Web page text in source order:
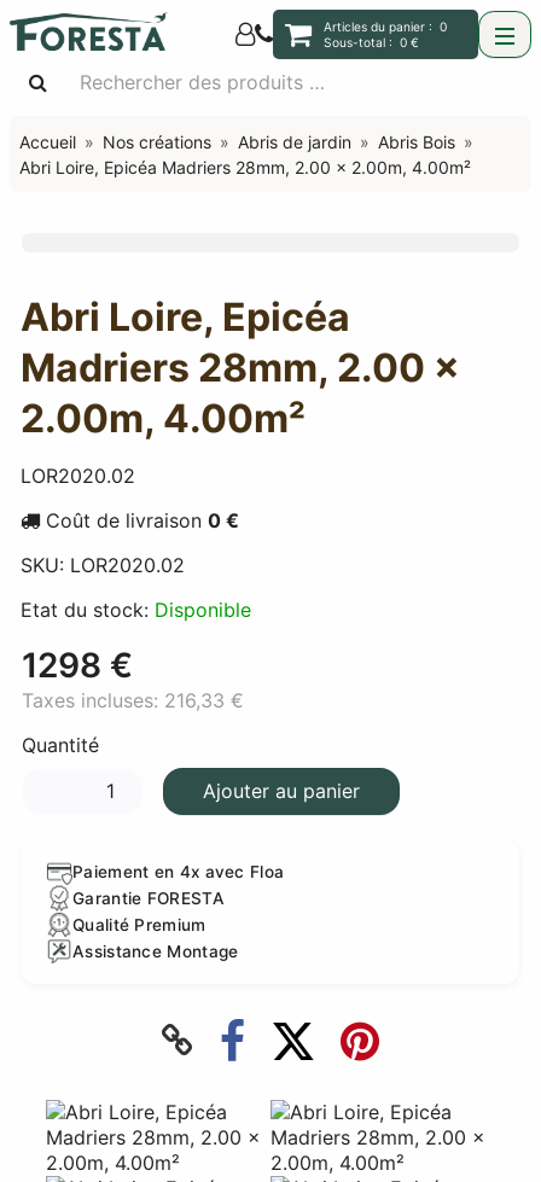
Articles du panier :0
Sous-total :0 €
Accueil Nos créations Abris de jardin
Abris Bois
Abri Loire, Epicéa Madriers 28mm, 2.00 x 2.00m, 4.00m²
Abri Loire, Epicéa
Madriers 28mm, 2.00 x
2.00m, 4.00m²
LOR2020.02
Coût de livraison 0 €
SKU: LOR2020.02
Etat du stock: Disponible
1298 €
Taxes incluses: 216,33 €
Quantité
Ajouter au panier
Paiement en 4x avec Floa
Garantie FORESTA
Qualité Premium
Assistance Montage